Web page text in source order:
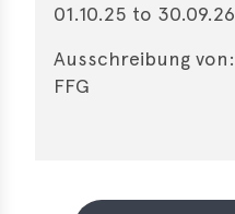
01.10.25 to 30.09.26
Ausschreibung von:
FFG